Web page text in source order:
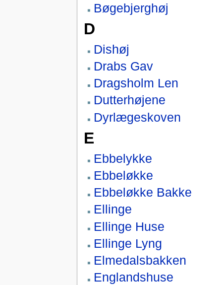
Bøgebjerghøj
D
Dishøj
Drabs Gav
Dragsholm Len
Dutterhøjene
Dyrlægeskoven
E
Ebbelykke
Ebbeløkke
Ebbeløkke Bakke
Ellinge
Ellinge Huse
Ellinge Lyng
Elmedalsbakken
Englandshuse